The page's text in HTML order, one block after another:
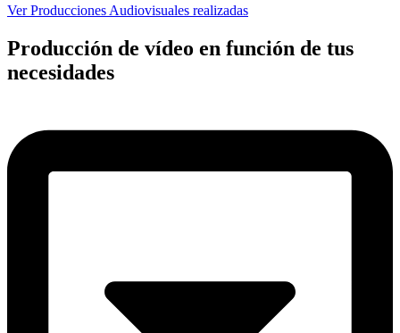
Ver Producciones Audiovisuales realizadas
Producción de vídeo en función de tus
necesidades